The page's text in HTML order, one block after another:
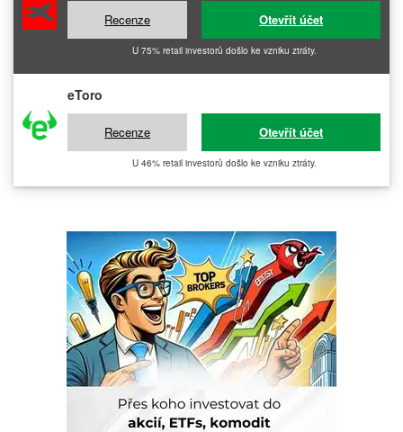
Recenze Otevřít účet
U 75% retail investorů došlo ke vzniku ztráty.
eToro
Recenze Otevřít účet
U 46% retail investorů došlo ke vzniku ztráty.